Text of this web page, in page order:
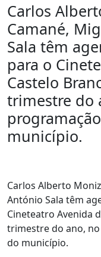
Carlos
Camané,
Sala têm
para o
Castelo
trimestre do
município.
Carlos Alberto
António Sala têm
Cineteatro Avenida
trimestre do ano,
do município.